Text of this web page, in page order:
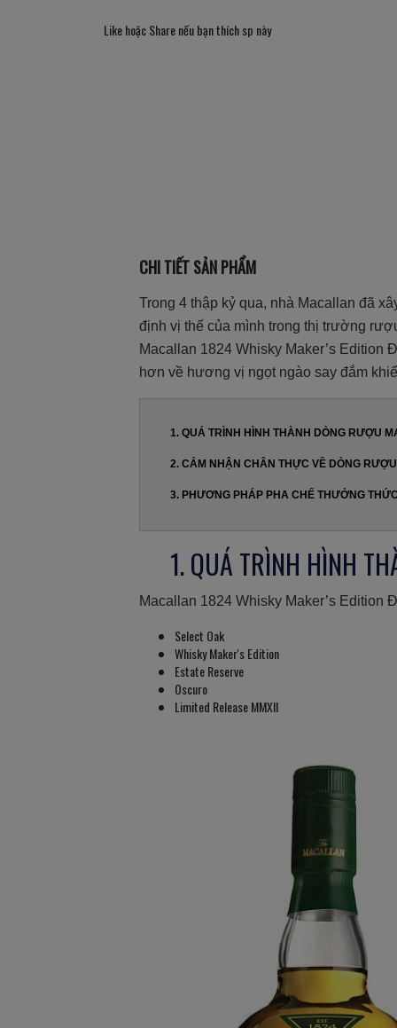
Like hoặc Share nếu bạn thích sp này
CHI TIẾT SẢN PHẨM
Trong 4 thập kỷ qua, nhà Macallan đã
định vị thế của mình trong thị trường
Macallan 1824 Whisky Maker’s
hơn về hương vị ngọt ngào say đắm
1. QUÁ TRÌNH HÌNH THÀNH DÒNG RƯỢU
2. CẢM NHẬN CHÂN THỰC VỀ DÒNG
3. PHƯƠNG PHÁP PHA CHẾ THƯỞNG
1. QUÁ TRÌNH HÌNH
Macallan 1824 Whisky Maker’s Edition
Select Oak
Whisky Maker's Edition
Estate Reserve
Oscuro
Limited Release MMXII